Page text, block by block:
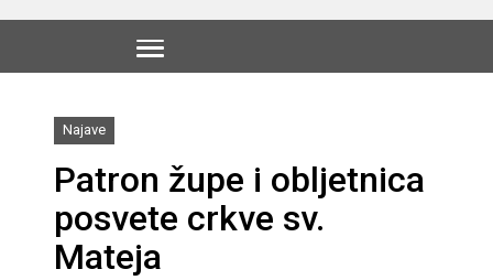
Najave
Patron župe i obljetnica
posvete crkve sv.
Mateja